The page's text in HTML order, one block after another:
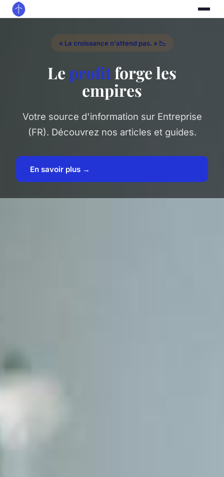
« La croissance n'attend pas. » 📉
Leprofitforge les
empires
Votre source d'information sur Entreprise
(FR). Découvrez nos articles et guides.
En savoir plus →